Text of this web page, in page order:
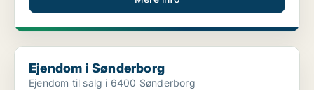
Ejendom i Sønderborg
Ejendom i Sønderborg
Ejendom til salg i 6400 Sønderborg